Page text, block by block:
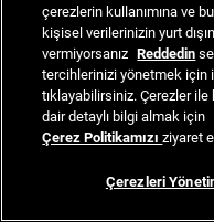
çerezlerin kullanımına ve
kişisel verilerinizin yurt
vermiyorsanız Reddedin
tercihlerinizi yönetmek için
tıklayabilirsiniz. Çerezler
dair detaylı bilgi almak için
Çerez Politikamızıziyaret
Çerezleri